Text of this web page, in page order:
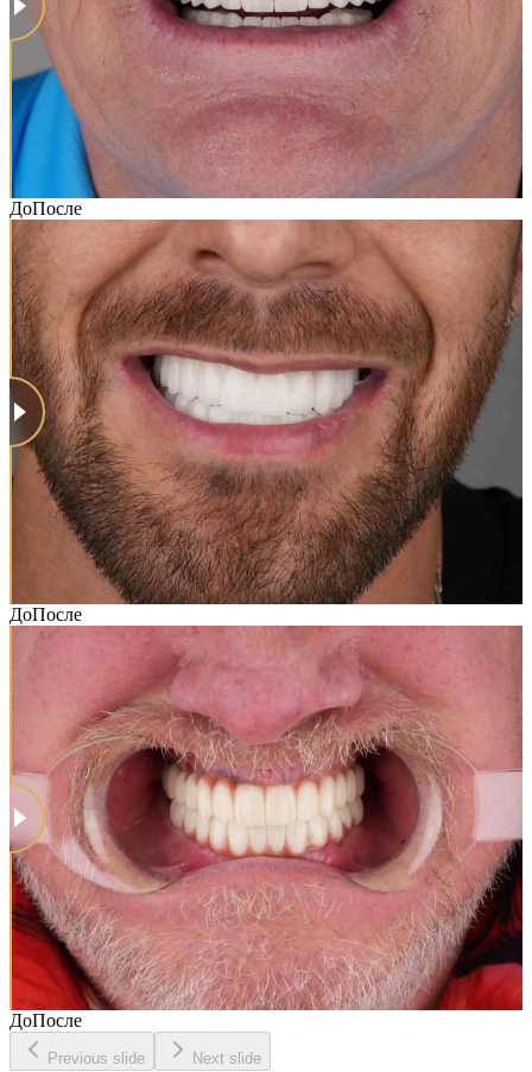
ДоПосле
ДоПосле
ДоПосле
Previous slide Next slide